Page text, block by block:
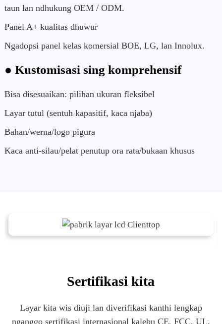
taun lan ndhukung OEM / ODM.
Panel A+ kualitas dhuwur
Ngadopsi panel kelas komersial BOE, LG, lan Innolux.
● Kustomisasi sing komprehensif
Bisa disesuaikan: pilihan ukuran fleksibel
Layar tutul (sentuh kapasitif, kaca njaba)
Bahan/werna/logo pigura
Kaca anti-silau/pelat penutup ora rata/bukaan khusus
Sertifikasi kita
Layar kita wis diuji lan diverifikasi kanthi lengkap
nganggo sertifikasi internasional kalebu CE, FCC, UL,